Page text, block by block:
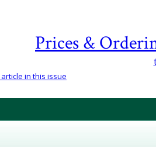
Prices &
in this issue